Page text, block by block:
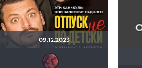
09.12.2023